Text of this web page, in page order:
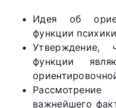
Идея об
функции психики
Утверждение,
функции
важнейшего